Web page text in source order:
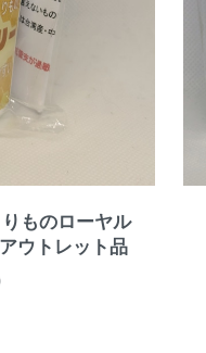
ものローヤル
ウトレット品